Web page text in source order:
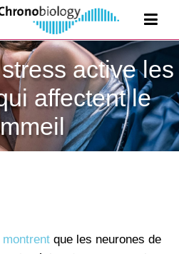
active les
affectent le
que les neurones de